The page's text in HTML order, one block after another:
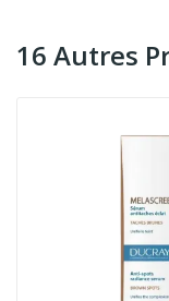
16 Autres